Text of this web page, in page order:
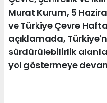
Murat Kurum, 5
ve Türkiye Çevre
açıklamada,
sürdürülebilirlik
yol göstermeye